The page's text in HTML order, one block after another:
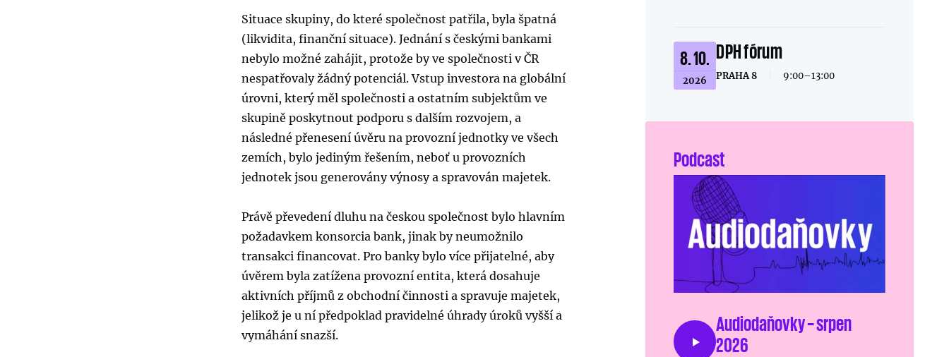
Situace skupiny, do které společnost patřila, byla špatná
(likvidita, finanční situace). Jednání s českými bankami
nebylo možné zahájit, protože by ve společnosti v ČR
nespatřovaly žádný potenciál. Vstup investora na globální
úrovni, který měl společnosti a ostatním subjektům ve
skupině poskytnout podporu s dalším rozvojem, a
následné přenesení úvěru na provozní jednotky ve všech
zemích, bylo jediným řešením, neboť u provozních
jednotek jsou generovány výnosy a spravován majetek.
Právě převedení dluhu na českou společnost bylo hlavním
požadavkem konsorcia bank, jinak by neumožnilo
transakci financovat. Pro banky bylo více přijatelné, aby
úvěrem byla zatížena provozní entita, která dosahuje
aktivních příjmů z obchodní činnosti a spravuje majetek,
jelikož je u ní předpoklad pravidelné úhrady úroků vyšší a
vymáhání snazší.
8. 10.
2026
DPH fórum
PRAHA 8 9:00–13:00
Podcast
Audiodaňovky – srpen
2026